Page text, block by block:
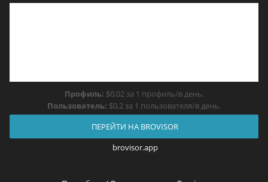
Профиль: $0,02 за 1 профиль/в день.
Пользователь: $0,2 за 1 пользователя/в день.
ПЕРЕЙТИ НА BROVISOR
brovisor.app